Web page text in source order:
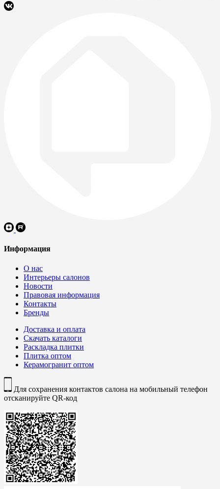
Информация
О нас
Интерьеры салонов
Новости
Правовая информация
Контакты
Бренды
Доставка и оплата
Скачать каталоги
Раскладка плитки
Плитка оптом
Керамогранит оптом
Для сохранения контактов салона на мобильный телефон
отсканируйте QR-код